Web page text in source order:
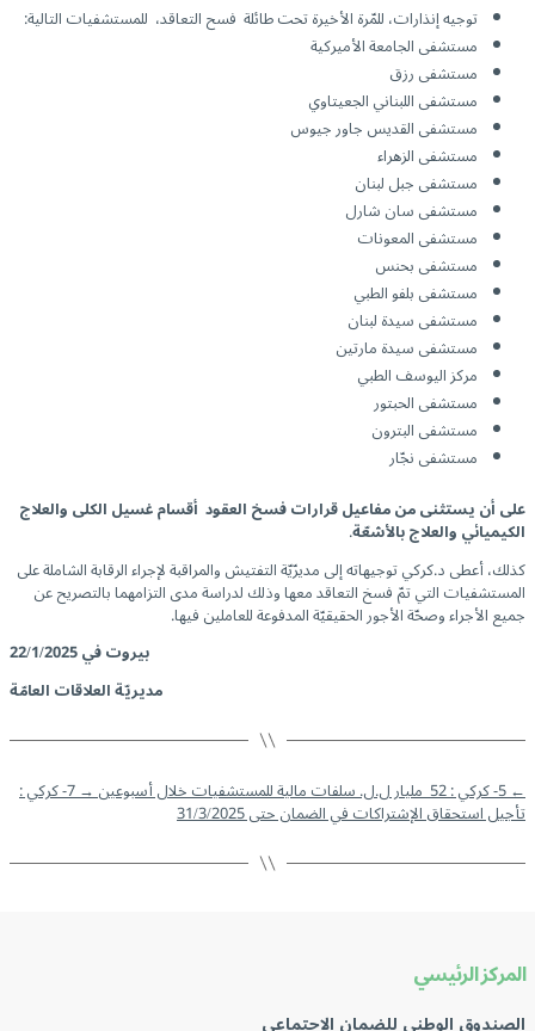
توجيه إنذارات، للمّرة الأخيرة تحت طائلة فسح التعاقد، للمستشفيات التالية:
مستشفى الجامعة الأميركية
مستشفى رزق
مستشفى اللبناني الجعيتاوي
مستشفى القديس جاور جيوس
مستشفى الزهراء
مستشفى جبل لبنان
مستشفى سان شارل
مستشفى المعونات
مستشفى بحنس
مستشفى بلفو الطبي
مستشفى سيدة لبنان
مستشفى سیدة مارتین
مركز اليوسف الطبي
مستشفى الحبتور
مستشفى البترون
مستشفى نجّار
على أن يستثنى من مفاعيل قرارات فسخ العقود أقسام غسيل الكلى والعلاج
الكيميائي والعلاج بالأشعّة.
كذلك، أعطى د.كركي توجيهاته إلى مديرّيّة التفتيش والمراقبة لإجراء الرقابة الشاملة على
المستشفيات التي تمّ فسخ التعاقد معها وذلك لدراسة مدى التزامهما بالتصريح عن
جميع الأجراء وصحّة الأجور الحقيقيّة المدفوعة للعاملين فيها.
بيروت في 22/1/2025
مديريّة العلاقات العامّة
←5- كركي : 52 مليار ل.ل. سلفات مالية للمستشفيات خلال أسبوعين → 7- كركي :
تأجيل استحقاق الإشتراكات في الضمان حتى 31/3/2025
المركز الرئيسي